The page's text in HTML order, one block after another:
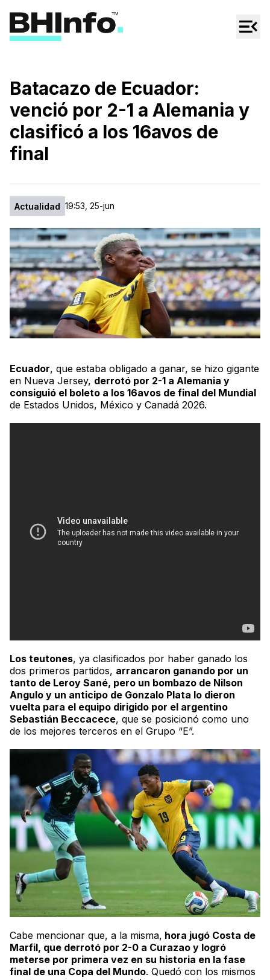
Regionales
Espectáculos
Tecno
Batacazo de Ecuador:
venció por 2-1 a Alemania y
clasificó a los 16avos de
final
Actualidad 19:53, 25-jun
Ecuador, que estaba obligado a ganar, se hizo gigante
en Nueva Jersey, derrotó por 2-1 a Alemania y
consiguió el boleto a los 16avos de final del Mundial
de Estados Unidos, México y Canadá 2026.
Los teutones, ya clasificados por haber ganado los
dos primeros partidos, arrancaron ganando por un
tanto de Leroy Sané, pero un bombazo de Nilson
Angulo y un anticipo de Gonzalo Plata lo dieron
vuelta para el equipo dirigido por el argentino
Sebastián Beccacece, que se posicionó como uno
de los mejores terceros en el Grupo “E”.
Cabe mencionar que, a la misma, hora jugó Costa de
Marfil, que derrotó por 2-0 a Curazao y logró
meterse por primera vez en su historia en la fase
final de una Copa del Mundo. Quedó con los mismos